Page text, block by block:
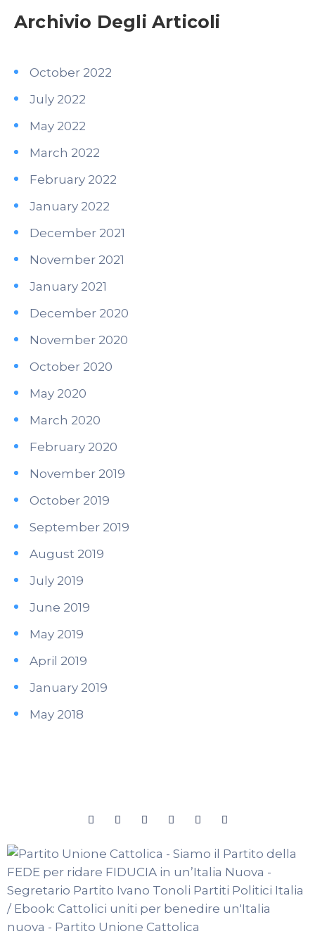
Archivio Degli Articoli
October 2022
July 2022
May 2022
March 2022
February 2022
January 2022
December 2021
November 2021
January 2021
December 2020
November 2020
October 2020
May 2020
March 2020
February 2020
November 2019
October 2019
September 2019
August 2019
July 2019
June 2019
May 2019
April 2019
January 2019
May 2018